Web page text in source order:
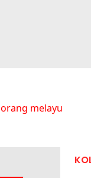
orang melayu